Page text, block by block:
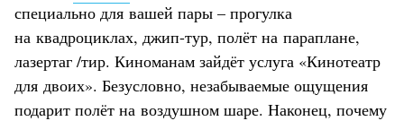
специально для вашей пары – прогулка
на квадроциклах, джип-тур, полёт на параплане,
лазертаг /тир. Киноманам зайдёт услуга «Кинотеатр
для двоих». Безусловно, незабываемые ощущения
подарит полёт на воздушном шаре. Наконец, почему